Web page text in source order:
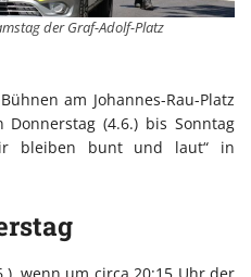
der Graf-Adolf-Platz
am Johannes-Rau-Platz
(4.6.) bis Sonntag
bleiben bunt und laut“ in